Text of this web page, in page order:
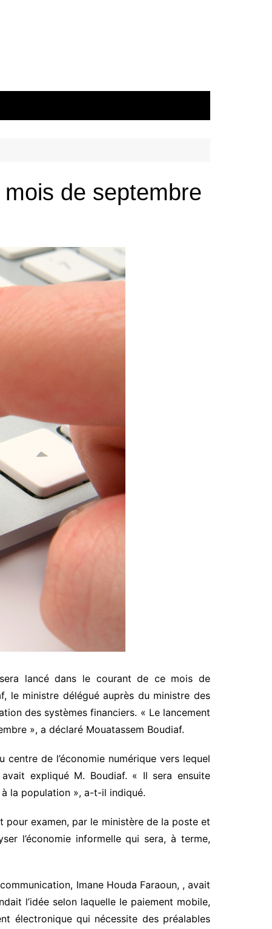
de septembre
lancé dans le courant de ce mois de
le ministre délégué auprès du ministre des
des systèmes financiers. « Le lancement
», a déclaré Mouatassem Boudiaf.
de l’économie numérique vers lequel
expliqué M. Boudiaf. « Il sera ensuite
la population », a-t-il indiqué.
pour examen, par le ministère de la poste et
l’économie informelle qui sera, à terme,
Imane Houda Faraoun, , avait
l’idée selon laquelle le paiement mobile,
électronique qui nécessite des préalables